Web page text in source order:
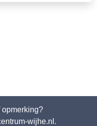
opmerking?
wijhe.nl.